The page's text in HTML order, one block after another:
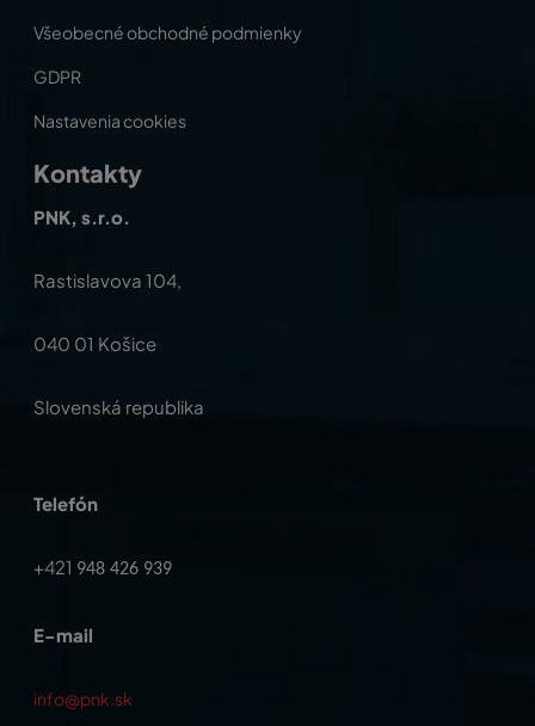
Všeobecné obchodné podmienky
GDPR
Nastavenia cookies
Kontakty
PNK, s.r.o.
Rastislavova 104,
040 01 Košice
Slovenská republika
Telefón
+421 948 426 939
E-mail
info@pnk.sk